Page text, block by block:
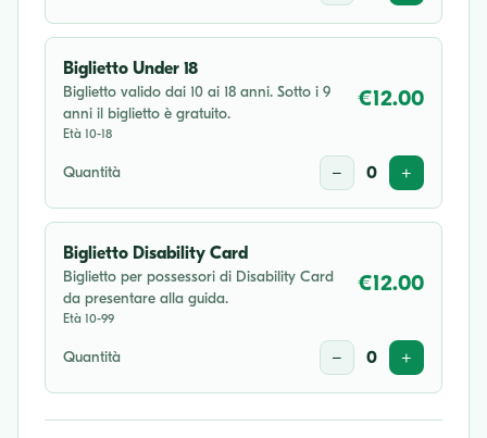
sab 17 ott 2026
Biglietto Under 18
Biglietto valido dai 10 ai 18 anni. Sotto i 9
anni il biglietto è gratuito.
Età 10-18
€12.00
Quantità − 0 +
Biglietto Disability Card
Biglietto per possessori di Disability Card
da presentare alla guida.
Età 10-99
€12.00
Quantità − 0 +